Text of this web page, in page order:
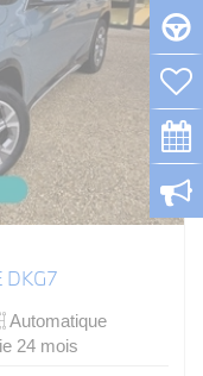
DKG7
Automatique
24 mois